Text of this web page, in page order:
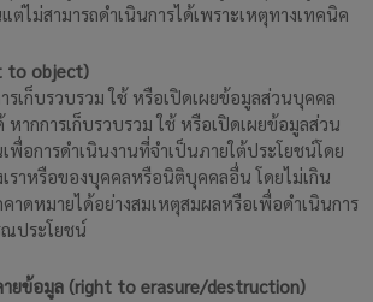
ต่ไม่สามารถดำเนินการได้เพราะเหตุทางเทคนิค
to object)
เก็บรวบรวม ใช้ หรือเปิดเผยข้อมูลส่วนบุคคล
หากการเก็บรวบรวม ใช้ หรือเปิดเผยข้อมูลส่วน
อการดำเนินงานที่จำเป็นภายใต้ประโยชน์โดย
ราหรือของบุคคลหรือนิติบุคคลอื่น โดยไม่เกิน
าดหมายได้อย่างสมเหตุสมผลหรือเพื่อดำเนินการ
ณประโยชน์
ยข้อมูล (right to erasure/destruction)